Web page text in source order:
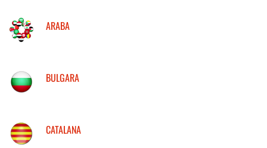
ARABA
BULGARA
CATALANA